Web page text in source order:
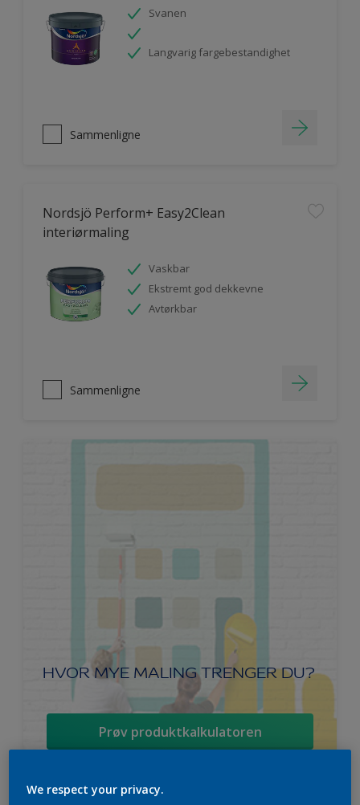
Svanen
Langvarig fargebestandighet
Sammenligne
Nordsjö Perform+ Easy2Clean
interiørmaling
Vaskbar
Ekstremt god dekkevne
Avtørkbar
Sammenligne
HVOR MYE MALING TRENGER DU?
Prøv produktkalkulatoren
We respect your privacy.